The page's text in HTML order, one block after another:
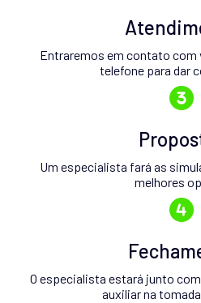
Entraremos em contato com
telefone para dar
Um especialista fará as
melhores
O especialista estará junto
auxiliar na